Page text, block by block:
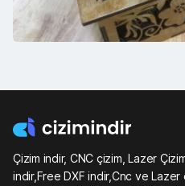
Çizim indir, CNC çizim, Lazer
indir,Free DXF indir,Cnc ve